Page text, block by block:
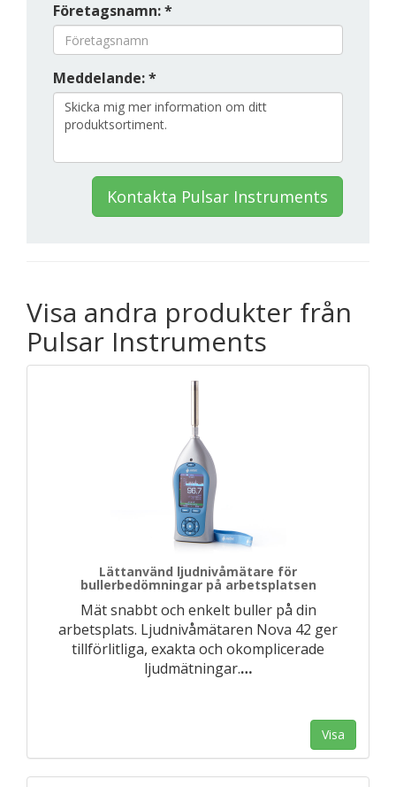
Företagsnamn: *
Meddelande: *
Kontakta Pulsar Instruments
Visa andra produkter från
Pulsar Instruments
Lättanvänd ljudnivåmätare för
bullerbedömningar på arbetsplatsen
Mät snabbt och enkelt buller på din
arbetsplats. Ljudnivåmätaren Nova 42 ger
tillförlitliga, exakta och okomplicerade
ljudmätningar.…
Visa